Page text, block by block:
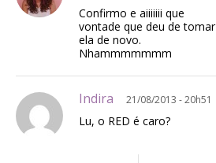
Confirmo e aiiiiiii que
vontade que deu de tomar
ela de novo.
Nhammmmmmm
Indira 21/08/2013 - 20h51
Lu, o RED é caro?